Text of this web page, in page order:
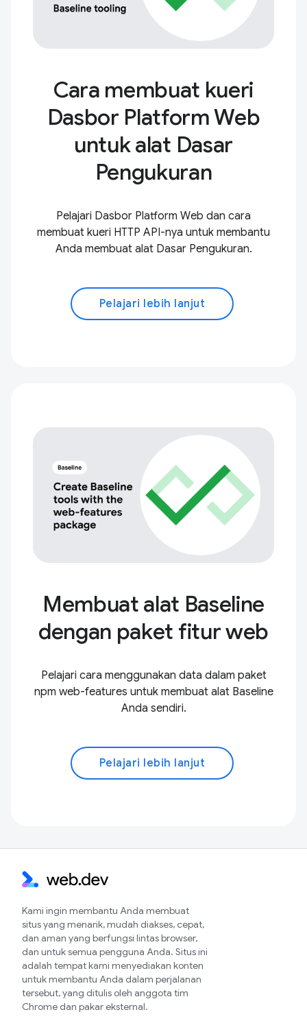
Cara membuat kueri
Dasbor Platform Web
untuk alat Dasar
Pengukuran
Pelajari Dasbor Platform Web dan cara
membuat kueri HTTP API-nya untuk membantu
Anda membuat alat Dasar Pengukuran.
Pelajari lebih lanjut
Membuat alat Baseline
dengan paket fitur web
Pelajari cara menggunakan data dalam paket
npm web-features untuk membuat alat Baseline
Anda sendiri.
Pelajari lebih lanjut
Kami ingin membantu Anda membuat
situs yang menarik, mudah diakses, cepat,
dan aman yang berfungsi lintas browser,
dan untuk semua pengguna Anda. Situs ini
adalah tempat kami menyediakan konten
untuk membantu Anda dalam perjalanan
tersebut, yang ditulis oleh anggota tim
Chrome dan pakar eksternal.